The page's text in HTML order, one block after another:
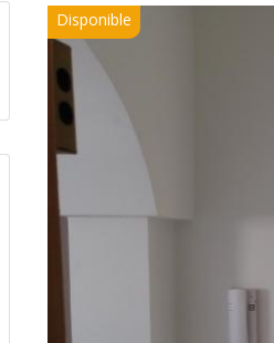
Disponible